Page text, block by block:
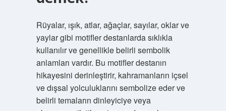
Rüyalar, ışık, atlar, ağaçlar, sayılar, oklar ve
yaylar gibi motifler destanlarda sıklıkla
kullanılır ve genellikle belirli sembolik
anlamları vardır. Bu motifler destanın
hikayesini derinleştirir, kahramanların içsel
ve dışsal yolculuklarını sembolize eder ve
belirli temaların dinleyiciye veya